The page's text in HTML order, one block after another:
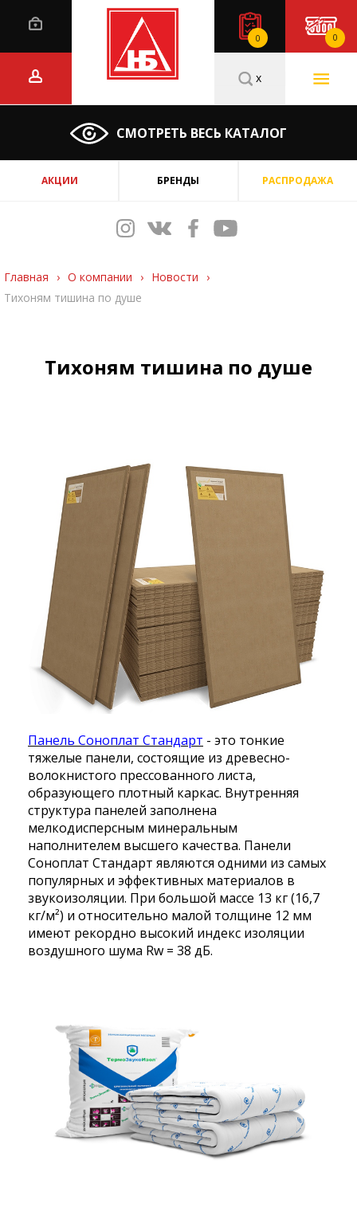
0 0
СМОТРЕТЬ ВЕСЬ КАТАЛОГ
x
АКЦИИ БРЕНДЫ РАСПРОДАЖА
Главная › О компании › Новости
›
Тихоням тишина по душе
Тихоням тишина по душе
Панель Соноплат Стандарт - это тонкие
тяжелые панели, состоящие из древесно-
волокнистого прессованного листа,
образующего плотный каркас. Внутренняя
структура панелей заполнена
мелкодисперсным минеральным
наполнителем высшего качества. Панели
Соноплат Стандарт являются одними из самых
популярных и эффективных материалов в
звукоизоляции. При большой массе 13 кг (16,7
кг/м²) и относительно малой толщине 12 мм
имеют рекордно высокий индекс изоляции
воздушного шума Rw = 38 дБ.